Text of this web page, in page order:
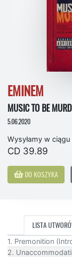
EMINEM
MUSIC TO BE
5.06.2020
Wysyłamy w
CD 39.89
DO KOSZYKA
LISTA
1. Premonition
2.